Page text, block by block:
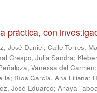
práctica, con
José Daniel; Calle Torres,
Crespo, Julia Sandra;
Vanessa del Carmen;
la; Ríos García, Ana Liliana;
José Eduardo; Anaya